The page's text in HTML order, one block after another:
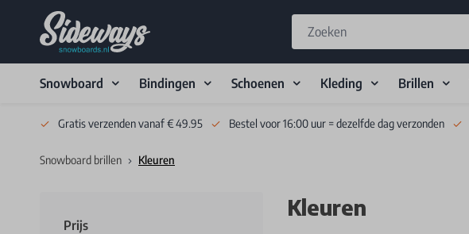
Snowboard Bindingen Schoenen Kleding Brillen
Gratis verzenden vanaf € 49.95 Bestel voor 16:00 uur = dezelfde dag verzonden
Snowboard brillen Kleuren
Prijs
Kleuren